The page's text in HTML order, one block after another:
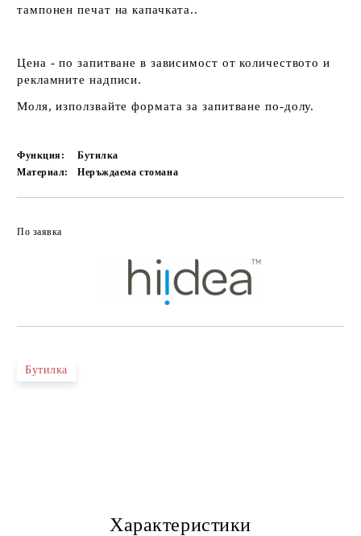
тампонен печат на капачката..
Цена - по запитване в зависимост от количеството и
рекламните надписи.
Моля, използвайте формата за запитване по-долу.
Функция:
Бутилка
Материал:
Неръждаема стомана
По заявка
Бутилка
Характеристики